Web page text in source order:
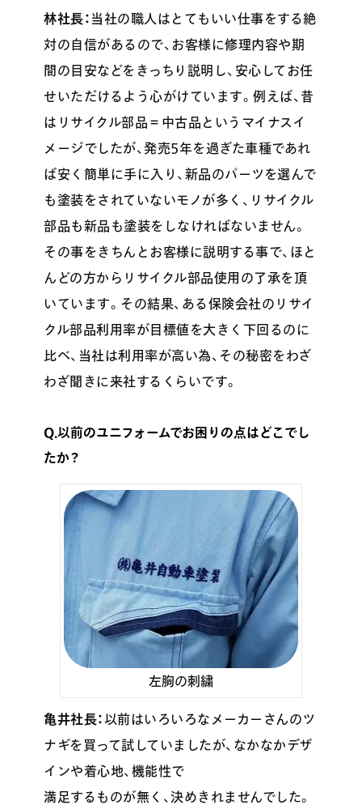
林社長： 当社の職人はとてもいい仕事をする絶
対の自信があるので、お客様に修理内容や期
間の目安などをきっちり説明し、安心してお任
せいただけるよう心がけています。例えば、昔
はリサイクル部品＝中古品というマイナスイ
メージでしたが、発売5年を過ぎた車種であれ
ば安く簡単に手に入り、新品のパーツを選んで
も塗装をされていないモノが多く、リサイクル
部品も新品も塗装をしなければないません。
その事をきちんとお客様に説明する事で、ほと
んどの方からリサイクル部品使用の了承を頂
いています。その結果、ある保険会社のリサイ
クル部品利用率が目標値を大きく下回るのに
比べ、当社は利用率が高い為、その秘密をわざ
わざ聞きに来社するくらいです。
Q.以前のユニフォームでお困りの点はどこでし
たか？
左胸の刺繍
亀井社長：以前はいろいろなメーカーさんのツ
ナギを買って試していましたが、なかなかデザ
インや着心地、機能性で
満足するものが無く、決めきれませんでした。